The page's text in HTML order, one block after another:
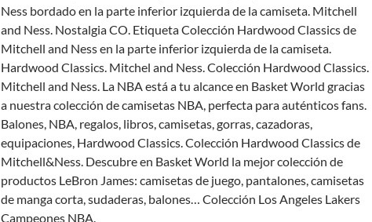
Ness bordado en la parte inferior izquierda de la camiseta. Mitchell
and Ness. Nostalgia CO. Etiqueta Colección Hardwood Classics de
Mitchell and Ness en la parte inferior izquierda de la camiseta.
Hardwood Classics. Mitchel and Ness. Colección Hardwood Classics.
Mitchell and Ness. La NBA está a tu alcance en Basket World gracias
a nuestra colección de camisetas NBA, perfecta para auténticos fans.
Balones, NBA, regalos, libros, camisetas, gorras, cazadoras,
equipaciones, Hardwood Classics. Colección Hardwood Classics de
Mitchell&Ness. Descubre en Basket World la mejor colección de
productos LeBron James: camisetas de juego, pantalones, camisetas
de manga corta, sudaderas, balones… Colección Los Angeles Lakers
Campeones NBA.